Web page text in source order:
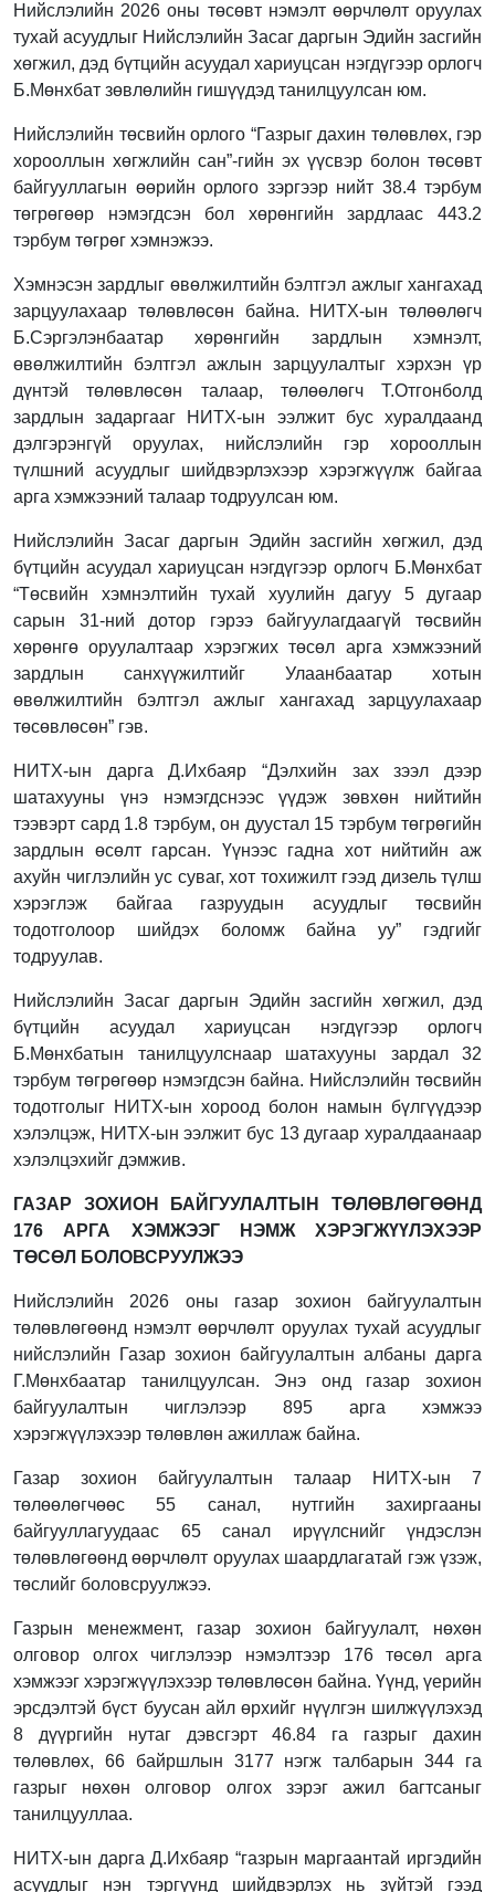
Нийслэлийн 2026 оны төсөвт нэмэлт өөрчлөлт оруулах
тухай асуудлыг Нийслэлийн Засаг даргын Эдийн засгийн
хөгжил, дэд бүтцийн асуудал хариуцсан нэгдүгээр орлогч
Б.Мөнхбат зөвлөлийн гишүүдэд танилцуулсан юм.
Нийслэлийн төсвийн орлого “Газрыг дахин төлөвлөх, гэр
хорооллын хөгжлийн сан”-гийн эх үүсвэр болон төсөвт
байгууллагын өөрийн орлого зэргээр нийт 38.4 тэрбум
төгрөгөөр нэмэгдсэн бол хөрөнгийн зардлаас 443.2
тэрбум төгрөг хэмнэжээ.
Хэмнэсэн зардлыг өвөлжилтийн бэлтгэл ажлыг хангахад
зарцуулахаар төлөвлөсөн байна. НИТХ-ын төлөөлөгч
Б.Сэргэлэнбаатар хөрөнгийн зардлын хэмнэлт,
өвөлжилтийн бэлтгэл ажлын зарцуулалтыг хэрхэн үр
дүнтэй төлөвлөсөн талаар, төлөөлөгч Т.Отгонболд
зардлын задаргааг НИТХ-ын ээлжит бус хуралдаанд
дэлгэрэнгүй оруулах, нийслэлийн гэр хорооллын
түлшний асуудлыг шийдвэрлэхээр хэрэгжүүлж байгаа
арга хэмжээний талаар тодруулсан юм.
Нийслэлийн Засаг даргын Эдийн засгийн хөгжил, дэд
бүтцийн асуудал хариуцсан нэгдүгээр орлогч Б.Мөнхбат
“Төсвийн хэмнэлтийн тухай хуулийн дагуу 5 дугаар
сарын 31-ний дотор гэрээ байгуулагдаагүй төсвийн
хөрөнгө оруулалтаар хэрэгжих төсөл арга хэмжээний
зардлын санхүүжилтийг Улаанбаатар хотын
өвөлжилтийн бэлтгэл ажлыг хангахад зарцуулахаар
төсөвлөсөн” гэв.
НИТХ-ын дарга Д.Ихбаяр “Дэлхийн зах зээл дээр
шатахууны үнэ нэмэгдснээс үүдэж зөвхөн нийтийн
тээвэрт сард 1.8 тэрбум, он дуустал 15 тэрбум төгрөгийн
зардлын өсөлт гарсан. Үүнээс гадна хот нийтийн аж
ахуйн чиглэлийн ус суваг, хот тохижилт гээд дизель түлш
хэрэглэж байгаа газруудын асуудлыг төсвийн
тодотголоор шийдэх боломж байна уу” гэдгийг
тодруулав.
Нийслэлийн Засаг даргын Эдийн засгийн хөгжил, дэд
бүтцийн асуудал хариуцсан нэгдүгээр орлогч
Б.Мөнхбатын танилцуулснаар шатахууны зардал 32
тэрбум төгрөгөөр нэмэгдсэн байна. Нийслэлийн төсвийн
тодотголыг НИТХ-ын хороод болон намын бүлгүүдээр
хэлэлцэж, НИТХ-ын ээлжит бус 13 дугаар хуралдаанаар
хэлэлцэхийг дэмжив.
ГАЗАР ЗОХИОН БАЙГУУЛАЛТЫН ТӨЛӨВЛӨГӨӨНД
176 АРГА ХЭМЖЭЭГ НЭМЖ ХЭРЭГЖҮҮЛЭХЭЭР
ТӨСӨЛ БОЛОВСРУУЛЖЭЭ
Нийслэлийн 2026 оны газар зохион байгуулалтын
төлөвлөгөөнд нэмэлт өөрчлөлт оруулах тухай асуудлыг
нийслэлийн Газар зохион байгуулалтын албаны дарга
Г.Мөнхбаатар танилцуулсан. Энэ онд газар зохион
байгуулалтын чиглэлээр 895 арга хэмжээ
хэрэгжүүлэхээр төлөвлөн ажиллаж байна.
Газар зохион байгуулалтын талаар НИТХ-ын 7
төлөөлөгчөөс 55 санал, нутгийн захиргааны
байгууллагуудаас 65 санал ирүүлснийг үндэслэн
төлөвлөгөөнд өөрчлөлт оруулах шаардлагатай гэж үзэж,
төслийг боловсруулжээ.
Газрын менежмент, газар зохион байгуулалт, нөхөн
олговор олгох чиглэлээр нэмэлтээр 176 төсөл арга
хэмжээг хэрэгжүүлэхээр төлөвлөсөн байна. Үүнд, үерийн
эрсдэлтэй бүст буусан айл өрхийг нүүлгэн шилжүүлэхэд
8 дүүргийн нутаг дэвсгэрт 46.84 га газрыг дахин
төлөвлөх, 66 байршлын 3177 нэгж талбарын 344 га
газрыг нөхөн олговор олгох зэрэг ажил багтсаныг
танилцууллаа.
НИТХ-ын дарга Д.Ихбаяр “газрын маргаантай иргэдийн
асуудлыг нэн тэргүүнд шийдвэрлэх нь зүйтэй гээд